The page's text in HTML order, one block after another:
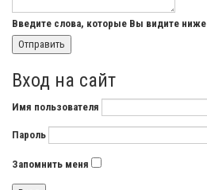
Введите слова, которые Вы видите ниже
Вход на сайт
Имя пользователя
Пароль
Запомнить меня